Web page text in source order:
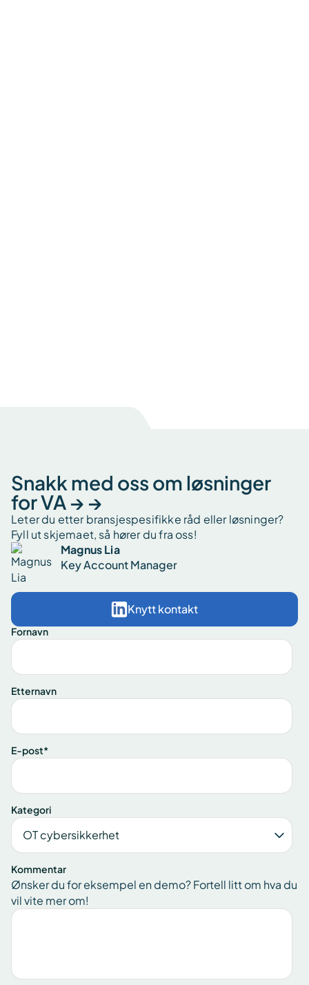
Snakk med oss om løsninger
for VA → →
Leter du etter bransjespesifikke råd eller løsninger?
Fyll ut skjemaet, så hører du fra oss!
Magnus Lia
Key Account Manager
Knytt kontakt
Fornavn
Etternavn
E-post*
Kategori
Kommentar
Ønsker du for eksempel en demo? Fortell litt om hva du
vil vite mer om!